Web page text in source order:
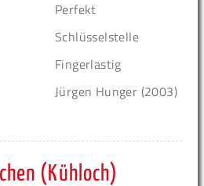
Perfekt
Schlüsselstelle
Fingerlastig
Jürgen Hunger (2003)
(Kühloch)